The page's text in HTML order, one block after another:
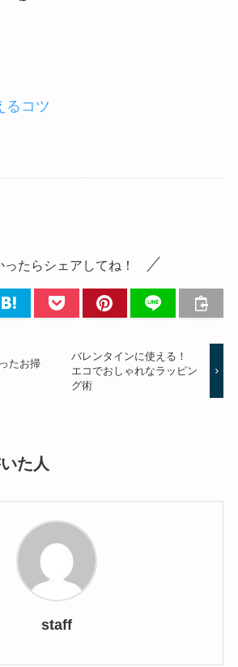
るコツ
ったらシェアしてね！
たお掃
バレンタインに使える！
エコでおしゃれなラッピン
グ術
た人
staff